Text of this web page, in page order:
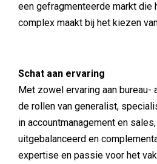
een gefragmenteerde markt
complex maakt bij het kiezen
Schat aan ervaring
Met zowel ervaring aan
de rollen van generalist,
in accountmanagement en
uitgebalanceerd en
expertise en passie voor het